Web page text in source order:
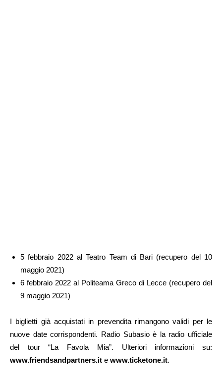
5 febbraio 2022 al Teatro Team di Bari (recupero del 10
maggio 2021)
6 febbraio 2022 al Politeama Greco di Lecce (recupero del
9 maggio 2021)
I biglietti già acquistati in prevendita rimangono validi per le
nuove date corrispondenti. Radio Subasio è la radio ufficiale
del tour “La Favola Mia”. Ulteriori informazioni su:
www.friendsandpartners.it e www.ticketone.it.